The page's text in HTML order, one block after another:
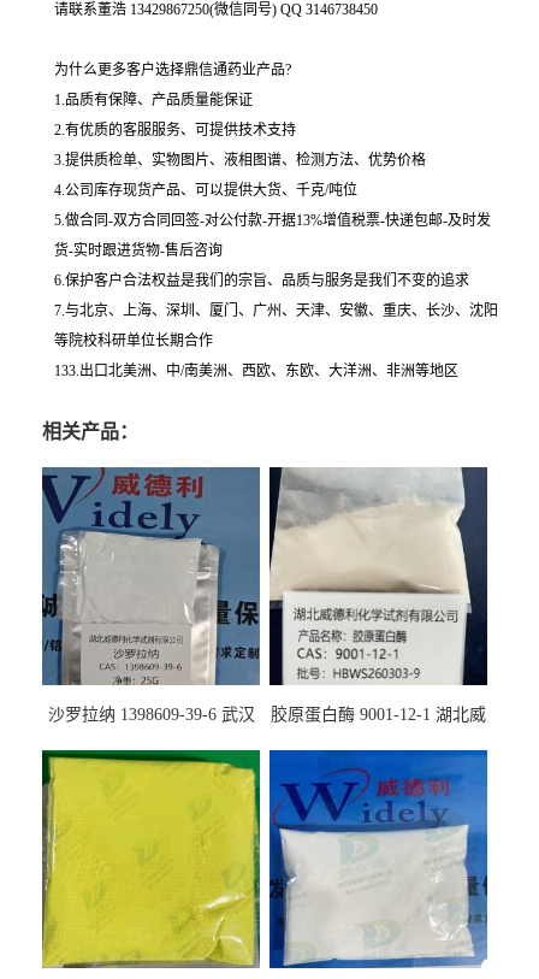
请联系董浩 13429867250(微信同号) QQ 3146738450
为什么更多客户选择鼎信通药业产品?
1.品质有保障、产品质量能保证
2.有优质的客服服务、可提供技术支持
3.提供质检单、实物图片、液相图谱、检测方法、优势价格
4.公司库存现货产品、可以提供大货、千克/吨位
5.做合同-双方合同回签-对公付款-开据13%增值税票-快递包邮-及时发
货-实时跟进货物-售后咨询
6.保护客户合法权益是我们的宗旨、品质与服务是我们不变的追求
7.与北京、上海、深圳、厦门、广州、天津、安徽、重庆、长沙、沈阳
等院校科研单位长期合作
133.出口北美洲、中/南美洲、西欧、东欧、大洋洲、非洲等地区
相关产品：
沙罗拉纳 1398609-39-6 武汉
胶原蛋白酶 9001-12-1 湖北威